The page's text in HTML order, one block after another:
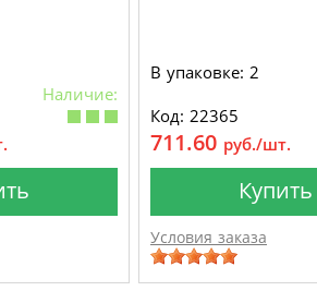
Наличие:
В упаковке: 2
Код: 22365
711.60 руб./шт.
Купить
Условия заказа